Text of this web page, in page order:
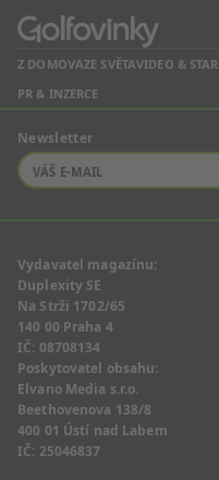
Z DOMOVAZE SVĚTAVIDEO & STAR
PR & INZERCE
Vydavatel magazínu:
Duplexity SE
Na Strži 1702/65
140 00 Praha 4
IČ: 08708134
Poskytovatel obsahu:
Elvano Media s.r.o.
Beethovenova 138/8
400 01 Ústí nad Labem
IČ: 25046837
Newsletter